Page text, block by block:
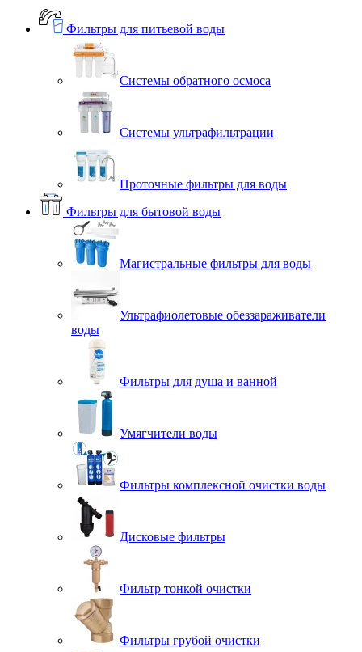
Фильтры для питьевой воды
Системы обратного осмоса
Системы ультрафильтрации
Проточные фильтры для воды
Фильтры для бытовой воды
Магистральные фильтры для воды
Ультрафиолетовые обеззараживатели
воды
Фильтры для душа и ванной
Умягчители воды
Фильтры комплексной очистки воды
Дисковые фильтры
Фильтр тонкой очистки
Фильтры грубой очистки